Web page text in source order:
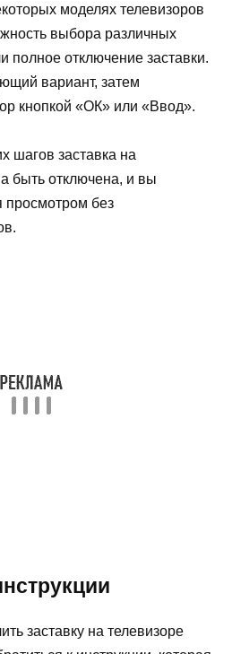
моделях телевизоров
выбора различных
полное отключение заставки.
вариант, затем
кнопкой «ОК» или «Ввод».
шагов заставка на
быть отключена, и вы
просмотром без
заставку на телевизоре